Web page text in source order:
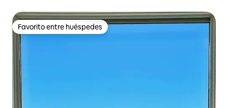
Favorito entre huéspedes
Favorito entre huéspedes